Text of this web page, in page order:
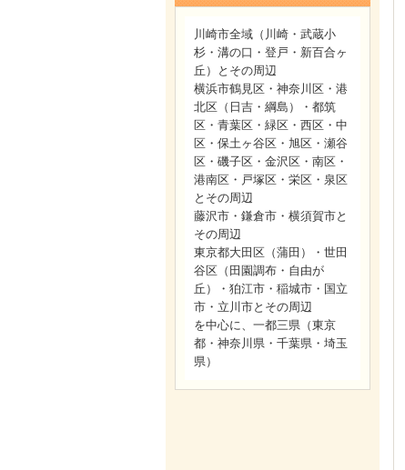
川崎市全域（川崎・武蔵小
杉・溝の口・登戸・新百合ヶ
丘）とその周辺
横浜市鶴見区・神奈川区・港
北区（日吉・綱島）・都筑
区・青葉区・緑区・西区・中
区・保土ヶ谷区・旭区・瀬谷
区・磯子区・金沢区・南区・
港南区・戸塚区・栄区・泉区
とその周辺
藤沢市・鎌倉市・横須賀市と
その周辺
東京都大田区（蒲田）・世田
谷区（田園調布・自由が
丘）・狛江市・稲城市・国立
市・立川市とその周辺
を中心に、一都三県（東京
都・神奈川県・千葉県・埼玉
県）